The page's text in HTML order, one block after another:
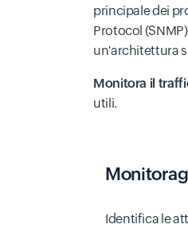
principale dei
Protocol
un'architettura
Monitora il
utili.
Identifica le